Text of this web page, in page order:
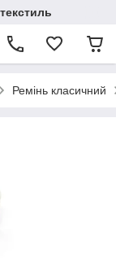
Ремінь класичний